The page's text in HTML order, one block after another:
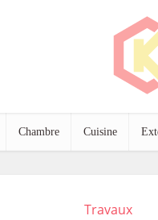
Chambre Cuisine
Travaux